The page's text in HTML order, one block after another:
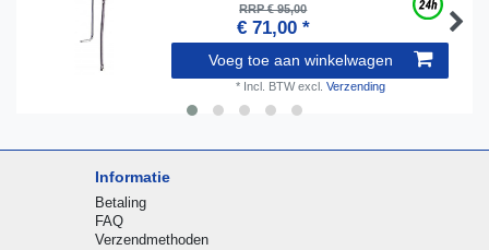
RRP € 95,00
€ 71,00 *
Voeg toe aan winkelwagen
* Incl. BTWexcl. Verzending
Informatie
Betaling
FAQ
Verzendmethoden